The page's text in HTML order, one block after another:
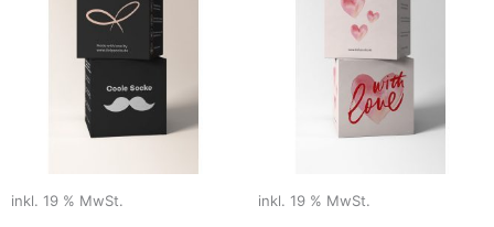
inkl. 19 % MwSt. inkl. 19 % MwSt.